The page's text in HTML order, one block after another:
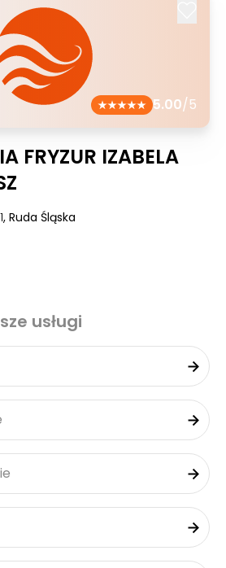
5.00/5
FRYZUR IZABELA
| 1, Ruda Śląska
usługi